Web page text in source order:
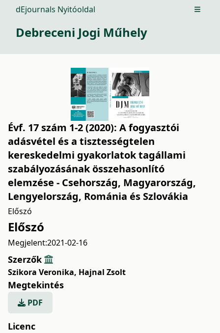
dEjournals Nyitóoldal Open
Debreceni Jogi Műhely
Évf. 17 szám 1-2 (2020): A fogyasztói
adásvétel és a tisztességtelen
kereskedelmi gyakorlatok tagállami
szabályozásának összehasonlító
elemzése - Csehország, Magyarország,
Lengyelország, Románia és Szlovákia
Előszó
Előszó
Megjelent:2021-02-16
Szerzők
Szikora Veronika, Hajnal Zsolt
Megtekintés
PDF
Licenc